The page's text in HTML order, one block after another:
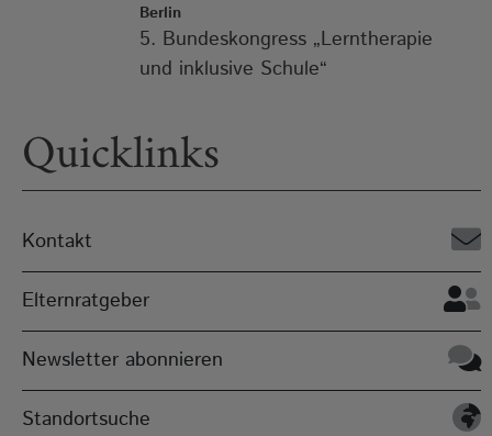
Berlin
5. Bundeskongress „Lerntherapie
und inklusive Schule“
Quicklinks
Kontakt
Elternratgeber
Newsletter abonnieren
Standortsuche